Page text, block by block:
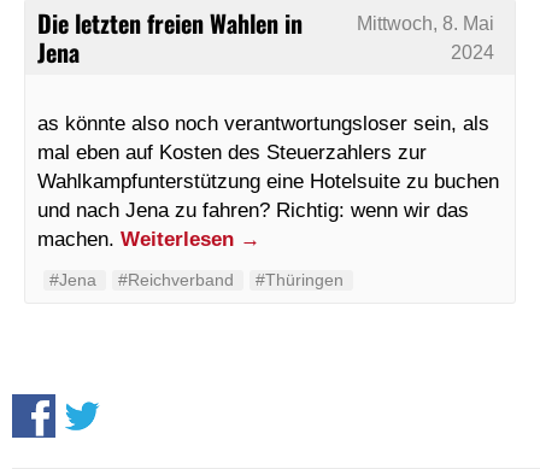
Die letzten freien Wahlen in
Jena
Mittwoch, 8. Mai
2024
as könnte also noch verantwortungsloser sein, als
mal eben auf Kosten des Steuerzahlers zur
Wahlkampfunterstützung eine Hotelsuite zu buchen
und nach Jena zu fahren? Richtig: wenn wir das
machen. Weiterlesen →
#Jena #Reichverband #Thüringen